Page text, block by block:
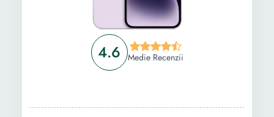
4.6 Medie Recenzii